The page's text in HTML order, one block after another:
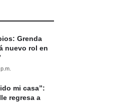
Grenda
nuevo rol en
mi casa”:
regresa a